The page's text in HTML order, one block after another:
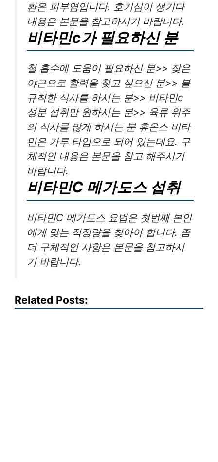
환은 피부염입니다. 호기심이 생기다
내용은 본문을 참고하시기 바랍니다.
비타민c가 필요하신 분
철 흡수에 도움이 필요하신 분>> 잦은
야근으로 활력을 찾고 싶으신 분>> 불
규칙한 식사를 하시는 분>> 비타민c
성분 섭취만 원하시는 분>> 육류 위주
의 식사를 많게 하시는 분 휴온스 비타
민은 가루 타입으로 되어 있는데요. 구
체적인 내용은 본문을 참고 해주시기
바랍니다.
비타민C 메가도스 섭취
비타민C 메가도스 요법은 첫번째 본인
에게 맞는 적정량을 찾아야 합니다. 좀
더 구체적인 사항은 본문을 참고하시
기 바랍니다.
Related Posts: